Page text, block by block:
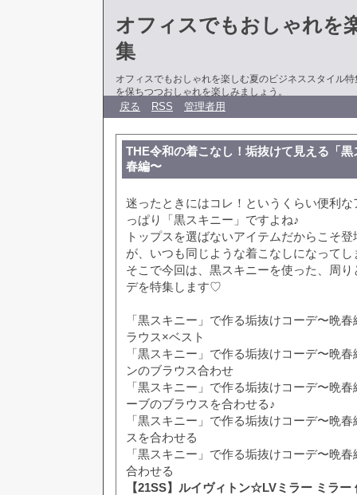
オフィスでもおしゃれを
集
オフィスでもおしゃれを楽しむ夏のビジネススタイル
を保ちつつおしゃれを楽しみましょう。
戻る RSS 管理者用
THE令和の着こなし！垢抜けて見える「
春編〜
迷ったときにはコレ！というくらい便利
っぱり「黒スキニー」ですよね♪
トップスを選ばないアイテムだからこそ
が、いつも同じような着こなしになって
そこで今回は、黒スキニーを使った、周
デを特集します♡
「黒スキニー」で作る垢抜けコーデ〜晩
ラウス×ベスト
「黒スキニー」で作る垢抜けコーデ〜晩
ンのブラウス合わせ
「黒スキニー」で作る垢抜けコーデ〜晩
ーブのブラウスを合わせる♪
「黒スキニー」で作る垢抜けコーデ〜晩
スを合わせる
「黒スキニー」で作る垢抜けコーデ〜晩
合わせる
【21SS】ルイヴィトン☆LVミラー ミラ